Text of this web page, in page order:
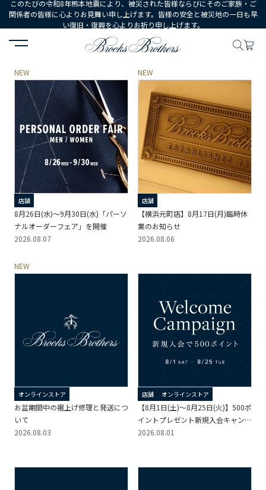
このたびの令和8年熊本地震により、被災された皆様ならびにそのご家族・ご
関係者の皆様に心よりお見舞い申し上げます。皆様の安全と被災地の一日も早
い復旧・復興を心よりお祈り申し上げます。
HOME
NEW
店舗
8月26日(水)～9月30日(水)「パーソ
ナルオーダーフェア」を開催
2026.08.07
NEW
店舗
【横浜元町店】8月17日(月)臨時休
業のお知らせ
2026.08.06
NEW
オンラインストア
お盆期間中の裾上げ修理と発送につ
いて
2026.08.03
店舗 オンラインストア
【8月1日(土)～8月25日(火)】500ポ
イントプレゼント新規入会キャンペ
ーン
2026.08.01